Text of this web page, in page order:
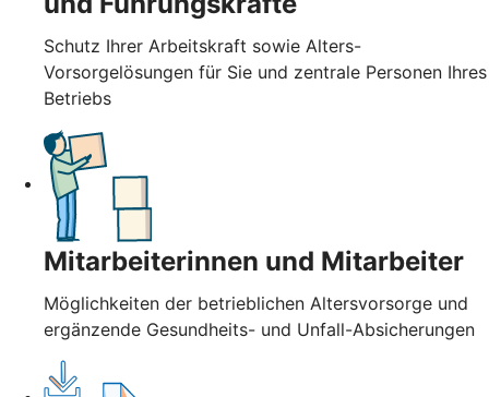
Schutz Ihrer Arbeitskraft sowie Alters-
Vorsorgelösungen für Sie und zentrale Personen Ihres
Betriebs
Mitarbeiterinnen und Mitarbeiter
Möglichkeiten der betrieblichen Altersvorsorge und
ergänzende Gesundheits- und Unfall-Absicherungen